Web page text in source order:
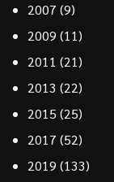
2007 (9)
2009 (11)
2011 (21)
2013 (22)
2015 (25)
2017 (52)
2019 (133)